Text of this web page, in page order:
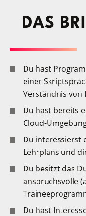
DAS
Du hast
einer
Verständnis von
Du hast bereits
Cloud-
Du interessierst
Lehrplans und
Du besitzt das
anspruchsvolle
Du hast